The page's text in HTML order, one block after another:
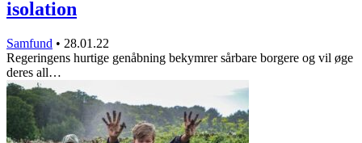
isolation
Samfund • 28.01.22
Regeringens hurtige genåbning bekymrer sårbare borgere og vil øge
deres all…